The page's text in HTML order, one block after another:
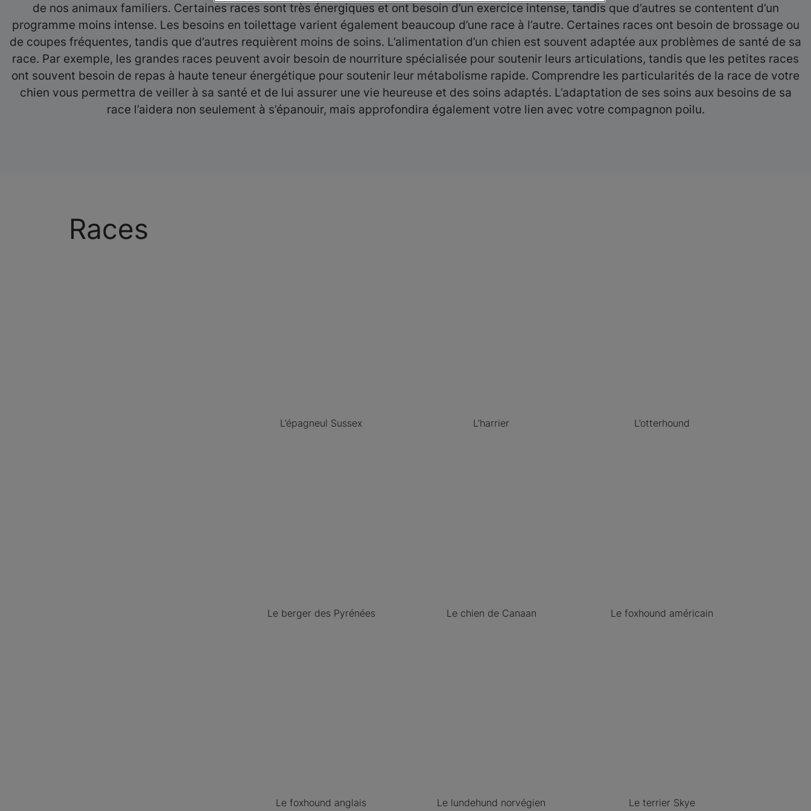
de nos animaux familiers. Certaines races sont très énergiques et ont besoin d’un exercice intense, tandis que d’autres se contentent d’un
programme moins intense. Les besoins en toilettage varient également beaucoup d’une race à l’autre. Certaines races ont besoin de brossage ou
de coupes fréquentes, tandis que d’autres requièrent moins de soins. L’alimentation d’un chien est souvent adaptée aux problèmes de santé de sa
race. Par exemple, les grandes races peuvent avoir besoin de nourriture spécialisée pour soutenir leurs articulations, tandis que les petites races
ont souvent besoin de repas à haute teneur énergétique pour soutenir leur métabolisme rapide. Comprendre les particularités de la race de votre
chien vous permettra de veiller à sa santé et de lui assurer une vie heureuse et des soins adaptés. L’adaptation de ses soins aux besoins de sa
race l’aidera non seulement à s’épanouir, mais approfondira également votre lien avec votre compagnon poilu.
Races
L’épagneul Sussex L’harrier L’otterhound
Le berger des Pyrénées Le chien de Canaan Le foxhound américain
Le foxhound anglais Le lundehund norvégien Le terrier Skye